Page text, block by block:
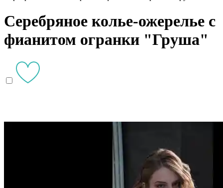
Серебряное колье-ожерелье с
фианитом огранки "Груша"